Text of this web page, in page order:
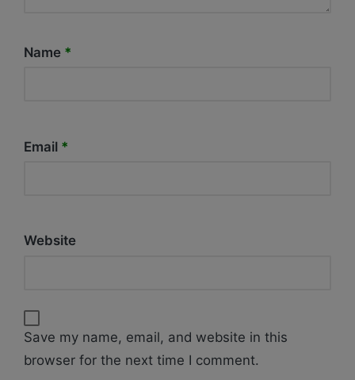
Name *
Email *
Website
Save my name, email, and website in this
browser for the next time I comment.